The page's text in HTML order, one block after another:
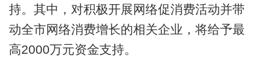
持。其中，对积极开展网络促消费活动并带
动全市网络消费增长的相关企业，将给予最
高2000万元资金支持。